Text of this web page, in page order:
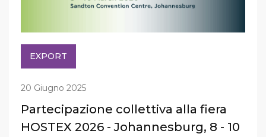
EXPORT
20 Giugno 2025
Partecipazione collettiva alla fiera
HOSTEX 2026 - Johannesburg, 8 - 10